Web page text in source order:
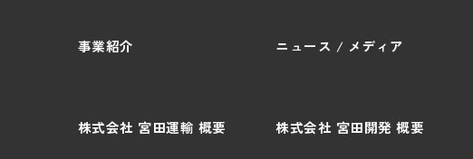
事業紹介 ニュース / メディア
株式会社 宮田運輸 概要 株式会社 宮田開発 概要